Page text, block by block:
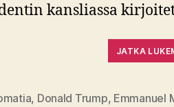
kansliassa
JATKA
, Donald Trump, Emmanuel